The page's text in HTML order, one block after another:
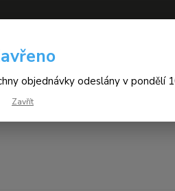
Hledat
objednávky odeslány v pondělí
Zavřít